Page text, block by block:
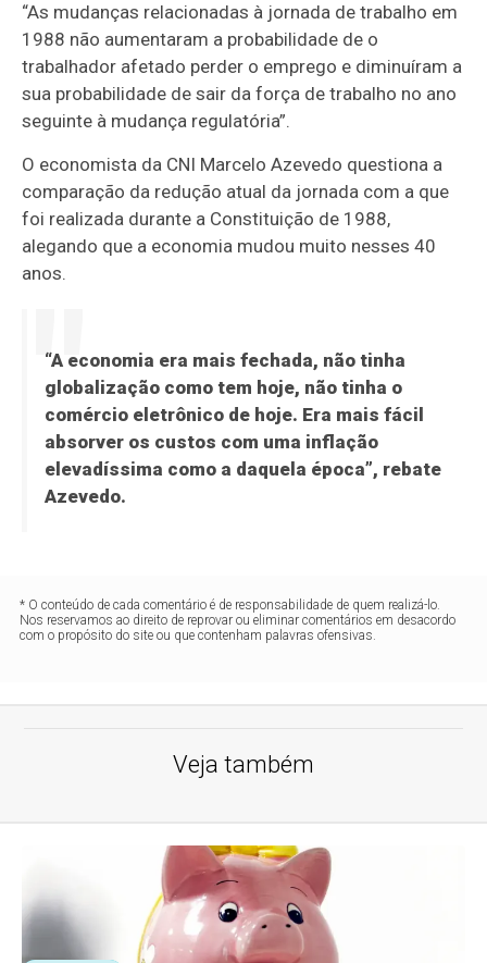
“As mudanças relacionadas à jornada de trabalho em
1988 não aumentaram a probabilidade de o
trabalhador afetado perder o emprego e diminuíram a
sua probabilidade de sair da força de trabalho no ano
seguinte à mudança regulatória”.
O economista da CNI Marcelo Azevedo questiona a
comparação da redução atual da jornada com a que
foi realizada durante a Constituição de 1988,
alegando que a economia mudou muito nesses 40
anos.
“A economia era mais fechada, não tinha
globalização como tem hoje, não tinha o
comércio eletrônico de hoje. Era mais fácil
absorver os custos com uma inflação
elevadíssima como a daquela época”, rebate
Azevedo.
* O conteúdo de cada comentário é de responsabilidade de quem realizá-lo.
Nos reservamos ao direito de reprovar ou eliminar comentários em desacordo
com o propósito do site ou que contenham palavras ofensivas.
Veja também